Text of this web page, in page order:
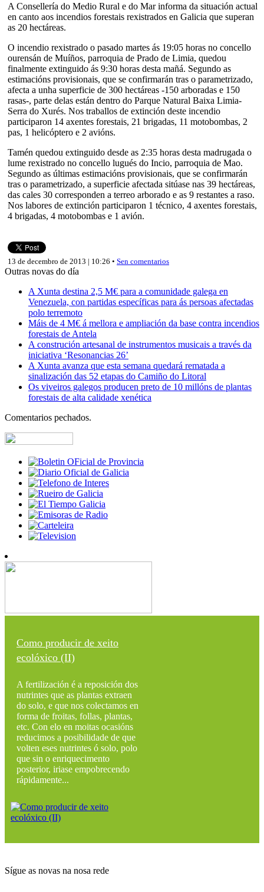
A Consellería do Medio Rural e do Mar informa da situación actual
en canto aos incendios forestais rexistrados en Galicia que superan
as 20 hectáreas.
O incendio rexistrado o pasado martes ás 19:05 horas no concello
ourensán de Muíños, parroquia de Prado de Limia, quedou
finalmente extinguido ás 9:30 horas desta mañá. Segundo as
estimacións provisionais, que se confirmarán tras o parametrizado,
afecta a unha superficie de 300 hectáreas -150 arboradas e 150
rasas-, parte delas están dentro do Parque Natural Baixa Limia-
Serra do Xurés. Nos traballos de extinción deste incendio
participaron 14 axentes forestais, 21 brigadas, 11 motobombas, 2
pas, 1 helicóptero e 2 avións.
Tamén quedou extinguido desde as 2:35 horas desta madrugada o
lume rexistrado no concello lugués do Incio, parroquia de Mao.
Segundo as últimas estimacións provisionais, que se confirmarán
tras o parametrizado, a superficie afectada sitúase nas 39 hectáreas,
das cales 30 corresponden a terreo arborado e as 9 restantes a raso.
Nos labores de extinción participaron 1 técnico, 4 axentes forestais,
4 brigadas, 4 motobombas e 1 avión.
13 de decembro de 2013 | 10:26 • Sen comentarios
Outras novas do día
A Xunta destina 2,5 M€ para a comunidade galega en
Venezuela, con partidas específicas para ás persoas afectadas
polo terremoto
Máis de 4 M€ á mellora e ampliación da base contra incendios
forestais de Antela
A construción artesanal de instrumentos musicais a través da
iniciativa ‘Resonancias 26’
A Xunta avanza que esta semana quedará rematada a
sinalización das 52 etapas do Camiño do Litoral
Os viveiros galegos producen preto de 10 millóns de plantas
forestais de alta calidade xenética
Comentarios pechados.
Como producir de xeito
ecolóxico (II)
A fertilización é a reposición dos
nutrintes que as plantas extraen
do solo, e que nos colectamos en
forma de froitas, follas, plantas,
etc. Con elo en moitas ocasións
reducimos a posibilidade de que
volten eses nutrintes ó solo, polo
que sin o enriquecimento
posterior, iriase empobrecendo
rápidamente...
Sígue as novas na nosa rede